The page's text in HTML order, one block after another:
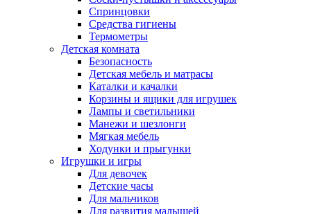
Спринцовки
Средства гигиены
Термометры
Детская комната
Безопасность
Детская мебель и матрасы
Каталки и качалки
Корзины и ящики для игрушек
Лампы и светильники
Манежи и шезлонги
Мягкая мебель
Ходунки и прыгунки
Игрушки и игры
Для девочек
Детские часы
Для мальчиков
Для развития малышей